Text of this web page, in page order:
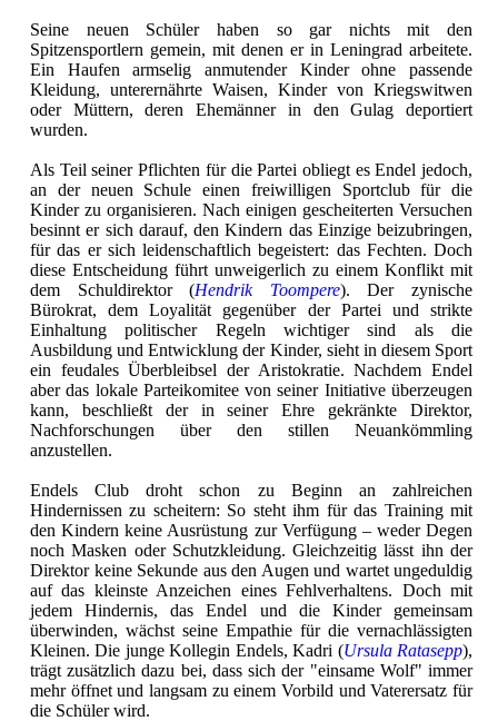
Seine neuen Schüler haben so gar nichts mit den
Spitzensportlern gemein, mit denen er in Leningrad arbeitete.
Ein Haufen armselig anmutender Kinder ohne passende
Kleidung, unterernährte Waisen, Kinder von Kriegswitwen
oder Müttern, deren Ehemänner in den Gulag deportiert
wurden.
Als Teil seiner Pflichten für die Partei obliegt es Endel jedoch,
an der neuen Schule einen freiwilligen Sportclub für die
Kinder zu organisieren. Nach einigen gescheiterten Versuchen
besinnt er sich darauf, den Kindern das Einzige beizubringen,
für das er sich leidenschaftlich begeistert: das Fechten. Doch
diese Entscheidung führt unweigerlich zu einem Konflikt mit
dem Schuldirektor (Hendrik Toompere). Der zynische
Bürokrat, dem Loyalität gegenüber der Partei und strikte
Einhaltung politischer Regeln wichtiger sind als die
Ausbildung und Entwicklung der Kinder, sieht in diesem Sport
ein feudales Überbleibsel der Aristokratie. Nachdem Endel
aber das lokale Parteikomitee von seiner Initiative überzeugen
kann, beschließt der in seiner Ehre gekränkte Direktor,
Nachforschungen über den stillen Neuankömmling
anzustellen.
Endels Club droht schon zu Beginn an zahlreichen
Hindernissen zu scheitern: So steht ihm für das Training mit
den Kindern keine Ausrüstung zur Verfügung – weder Degen
noch Masken oder Schutzkleidung. Gleichzeitig lässt ihn der
Direktor keine Sekunde aus den Augen und wartet ungeduldig
auf das kleinste Anzeichen eines Fehlverhaltens. Doch mit
jedem Hindernis, das Endel und die Kinder gemeinsam
überwinden, wächst seine Empathie für die vernachlässigten
Kleinen. Die junge Kollegin Endels, Kadri (Ursula Ratasepp),
trägt zusätzlich dazu bei, dass sich der "einsame Wolf" immer
mehr öffnet und langsam zu einem Vorbild und Vaterersatz für
die Schüler wird.